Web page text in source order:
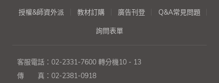
授權&師資外派 教材訂購 廣告刊登 Q&A常見問題
詢問表單
客服電話： 02-2331-7600 轉分機10 - 13
傳 真： 02-2381-0918